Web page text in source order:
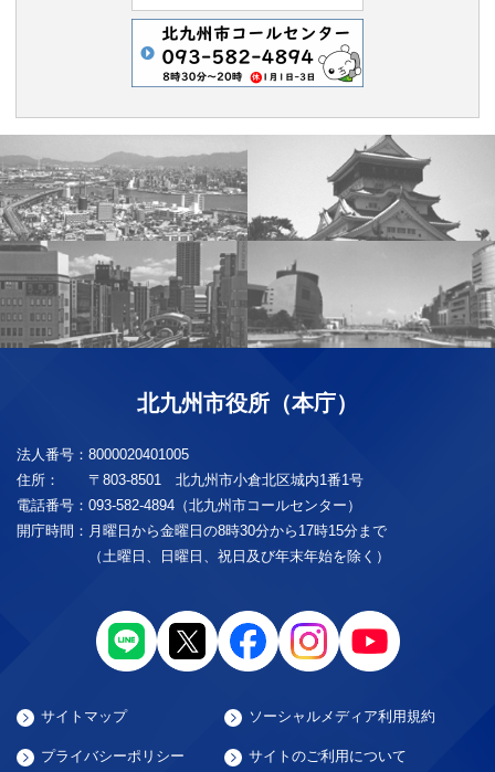
北九州市役所（本庁）
法人番号： 8000020401005
住所：
〒803-8501 北九州市小倉北区城内1番1号
電話番号： 093-582-4894（北九州市コールセンター）
開庁時間： 月曜日から金曜日の8時30分から17時15分まで
（土曜日、日曜日、祝日及び年末年始を除く）
サイトマップ ソーシャルメディア利用規約
プライバシーポリシー サイトのご利用について